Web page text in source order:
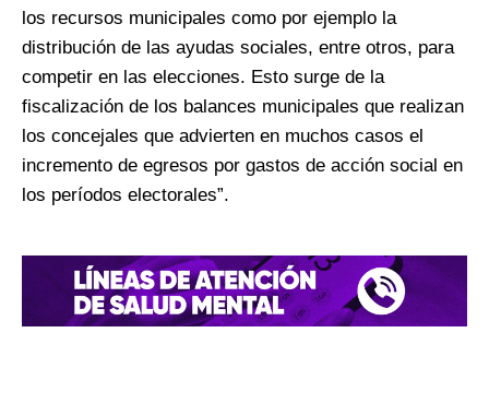
los recursos municipales como por ejemplo la
distribución de las ayudas sociales, entre otros, para
competir en las elecciones. Esto surge de la
fiscalización de los balances municipales que realizan
los concejales que advierten en muchos casos el
incremento de egresos por gastos de acción social en
los períodos electorales”.